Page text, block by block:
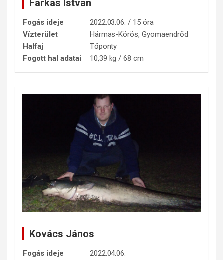
Farkas István
Fogás ideje
2022.03.06. / 15 óra
Vízterület
Hármas-Körös, Gyomaendrőd
Halfaj
Tőponty
Fogott hal adatai
10,39 kg / 68 cm
Kovács János
Fogás ideje
2022.04.06.